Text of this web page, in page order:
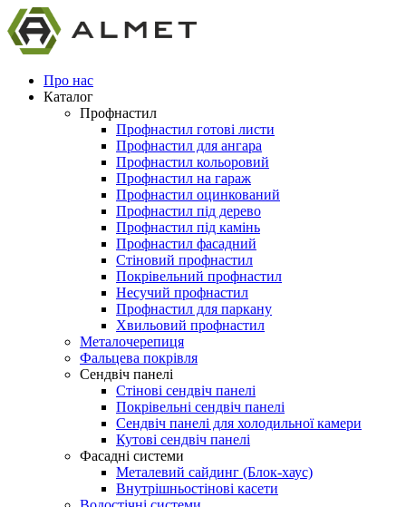
Про нас
Каталог
Профнастил
Профнастил готові листи
Профнастил для ангара
Профнастил кольоровий
Профнастил на гараж
Профнастил оцинкований
Профнастил під дерево
Профнастил під камінь
Профнастил фасадний
Стіновий профнастил
Покрівельний профнастил
Несучий профнастил
Профнастил для паркану
Хвильовий профнастил
Металочерепиця
Фальцева покрівля
Сендвіч панелі
Стінові сендвіч панелі
Покрівельні сендвіч панелі
Сендвіч панелі для холодильної камери
Кутові сендвіч панелі
Фасадні системи
Металевий сайдинг (Блок-хаус)
Внутрішньостінові касети